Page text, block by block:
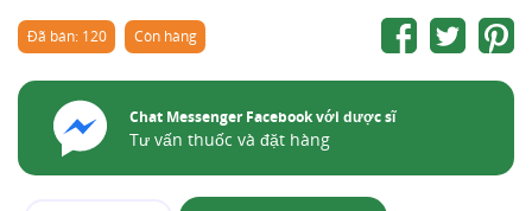
Đã bán: 120 Còn hàng
Chat Messenger Facebook với dược sĩ
Tư vấn thuốc và đặt hàng